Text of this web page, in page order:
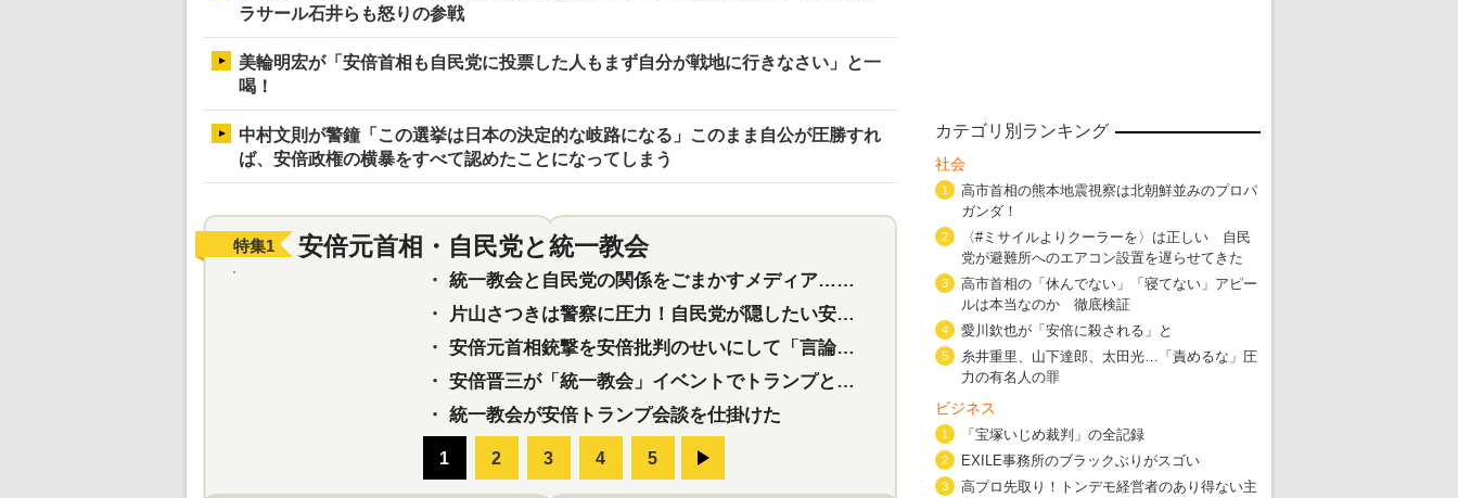
ラサール石井らも怒りの参戦
美輪明宏が「安倍首相も自民党に投票した人もまず自分が戦地に行きなさい」と一
喝！
中村文則が警鐘「この選挙は日本の決定的な岐路になる」このまま自公が圧勝すれ
ば、安倍政権の横暴をすべて認めたことになってしまう
特集1 安倍元首相・自民党と統一教会
・ 統一教会と自民党の関係をごまかすメディア…民放は有田芳生に発言自粛を要求
・
片山さつきは警察に圧力！自民党が隠したい安倍元首相と統一教会の深い関係
・ 安倍元首相銃撃を安倍批判のせいにして「言論封殺」に利用する自民党応援団
・ 安倍晋三が「統一教会」イベントでトランプと演説！同性婚や夫婦別姓を攻撃
・ 統一教会が安倍トランプ会談を仕掛けた
特集2 東京五輪強行開催特別企画 大ウソだら
・
五輪入場行進にすぎやまこういちの曲、杉田水脈の
・
・ 五輪サッカー・久保建英が南アの陽性者に「僕らに損ではない
カテゴリ別ランキング
社会
1
高市首相の熊本地震視察は北朝鮮並みのプロパ
ガンダ！
2
〈#ミサイルよりクーラーを〉は正しい 自民
党が避難所へのエアコン設置を遅らせてきた
3
高市首相の「休んでない」「寝てない」アピー
ルは本当なのか 徹底検証
4 愛川欽也が「安倍に殺される」と
5
糸井重里、山下達郎、太田光…「責めるな」圧
力の有名人の罪
ビジネス
1 「宝塚いじめ裁判」の全記録
2 EXILE事務所のブラックぶりがスゴい
3
高プロ先取り！トンデモ経営者のあり得ない主